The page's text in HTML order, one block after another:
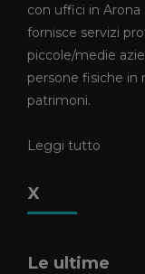
con uffici in Arona
fornisce servizi
piccole/medie
persone fisiche in
patrimoni.
Leggi tutto
X
Le ultime